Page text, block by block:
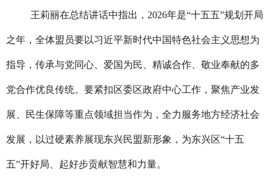
王莉丽在总结讲话中指出，2026年是“十五五”规划开局
之年，全体盟员要以习近平新时代中国特色社会主义思想为
指导，传承与党同心、爱国为民、精诚合作、敬业奉献的多
党合作优良传统。要紧扣区委区政府中心工作，聚焦产业发
展、民生保障等重点领域担当作为，全力服务地方经济社会
发展，以过硬素养展现东兴民盟新形象，为东兴区“十五
五”开好局、起好步贡献智慧和力量。